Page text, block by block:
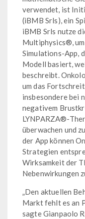
verwendet, ist
(iBMB Srls), ein
iBMB Srls nutze
Multiphysics®,
Simulations-App,
Modell basiert,
beschreibt.
um das
insbesondere bei
negativem
LYNPARZA®-
überwachen und
der App können
Strategien
Wirksamkeit der
Nebenwirkungen
„Den aktuellen
Markt fehlt es an
sagte Gianpaolo